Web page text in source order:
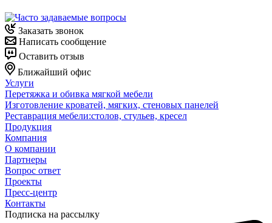
Заказать звонок
Написать сообщение
Оставить отзыв
Ближайший офис
Услуги
Перетяжка и обивка мягкой мебели
Изготовление кроватей, мягких, стеновых панелей
Реставрация мебели:столов, стульев, кресел
Продукция
Компания
О компании
Партнеры
Вопрос ответ
Проекты
Пресс-центр
Контакты
Подписка на рассылку